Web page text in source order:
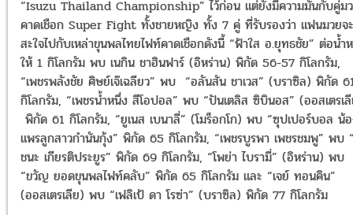
“Isuzu Thailand Championship” ไว้ก่อน แต่ยังมีความมันกับคู่ม
คาดเชือก Super Fight ทั้งชายหญิง ทั้ง 7 คู่ ที่รับรองว่า แฟนมวยจะ
สะใจไปกับเหล่าขุนพลไทยไฟท์คาดเชือกดังนี้ “ฟ้าใส อ.ยุทธชัย” ต่อน้ำ
ให้ 1 กิโลกรัม พบ เนกิน ชาฮินฟาร์ (อิหร่าน) พิกัด 56-57 กิโลกรัม,
“เพชรพลังชัย ศิษย์เจ๊เฉลียว” พบ “อลันสัน ชาเวส” (บราซิล) พิกัด
กิโลกรัม, “เพชรนํ้าหนึ่ง สีโอปอล” พบ “ปันเตลิส ซิบินอส” (ออสเตรเ
พิกัด 61 กิโลกรัม, “ยูเนส เบนาลี่” (โมร็อกโก) พบ “ซุปเปอร์บอล น้
แพรลูกสาวกํานันกุ้ง” พิกัด 65 กิโลกรัม, “เพชรบูรพา เพชรชมพู” พบ
ชนะ เกียรติประยูร” พิกัด 69 กิโลกรัม, “โพย่า ไบรามี่” (อิหร่าน) พบ
“ขวัญ ยอดขุนพลไฟท์คลับ” พิกัด 65 กิโลกรัม และ “เจย์ ทอนคิน”
(ออสเตรเลีย) พบ “เฟลิเป้ ดา โรซ่า” (บราซิล) พิกัด 77 กิโลกรัม